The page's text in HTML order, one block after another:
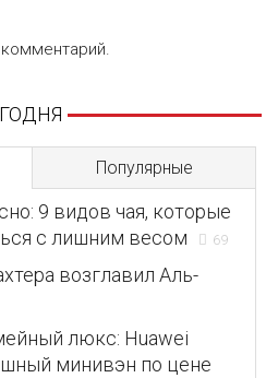
Популярные
9 видов чая, которые
с лишним весом
69
возглавил Аль-
люкс: Huawei
минивэн по цене